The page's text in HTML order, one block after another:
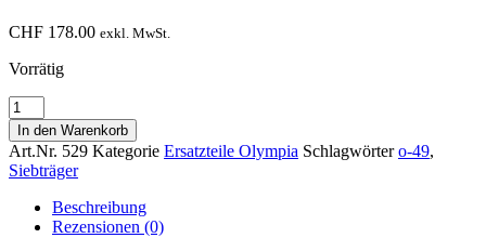
CHF 178.00 exkl. MwSt.
Vorrätig
49er
Siebträger
für
Olympia
Express
ohne
In den Warenkorb
Art.Nr. 529 Kategorie Ersatzteile Olympia Schlagwörter o-49,
Siebträger
Beschreibung
Rezensionen (0)